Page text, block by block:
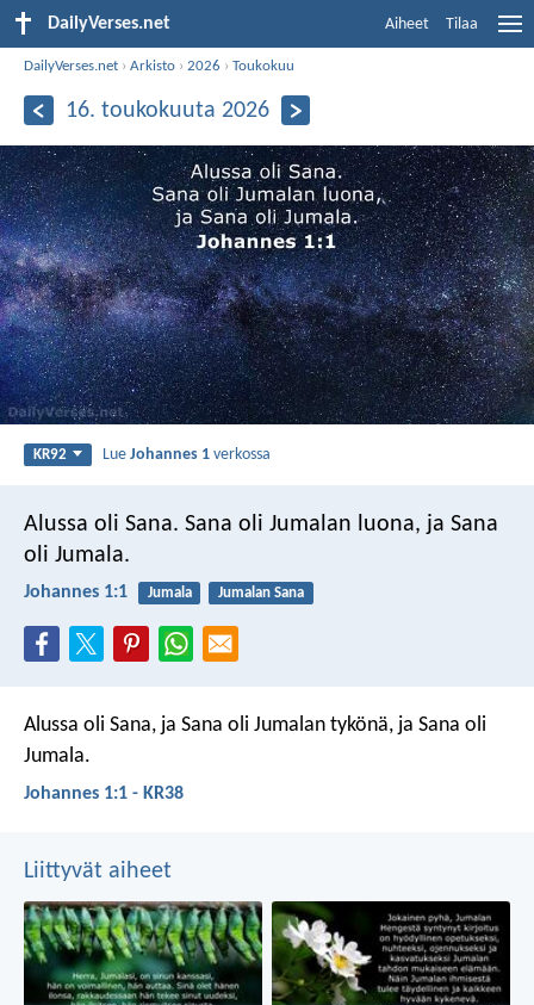
DailyVerses.net Aiheet Tilaa
DailyVerses.net ›Arkisto ›2026 ›Toukokuu
16. toukokuuta 2026
KR92 LueJohannes 1 verkossa
Alussa oli Sana. Sana oli Jumalan luona, ja Sana
oli Jumala.
Johannes 1:1 Jumala Jumalan Sana
Alussa oli Sana, ja Sana oli Jumalan tykönä, ja Sana oli
Jumala.
Johannes 1:1 - KR38
Liittyvät aiheet